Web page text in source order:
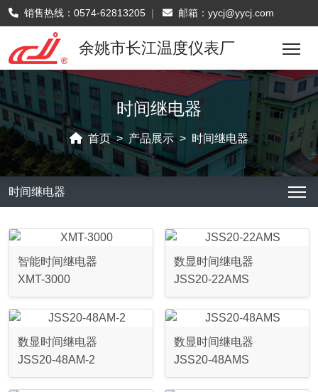
销售热线： 0574-62813205 | 邮箱： yycj@yycj.com
余姚市长江温度仪表厂
时间继电器
首页 产品展示 时间继电器
时间继电器
智能时间继电器
XMT-3000
数显时间继电器
JSS20-22AMS
数显时间继电器
JSS20-48AM-2
数显时间继电器
JSS20-48AMS